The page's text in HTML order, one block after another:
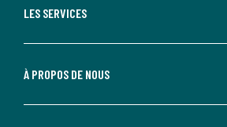
LES SERVICES
À PROPOS DE NOUS